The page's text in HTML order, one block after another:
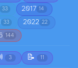
33 2017 14
33 2022 22
144
3 📝 11